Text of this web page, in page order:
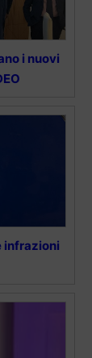
i nuovi
infrazioni